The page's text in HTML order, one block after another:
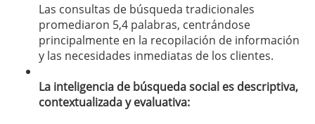
Las consultas de búsqueda tradicionales
promediaron 5,4 palabras, centrándose
principalmente en la recopilación de información
y las necesidades inmediatas de los clientes.
La inteligencia de búsqueda social es descriptiva,
contextualizada y evaluativa: